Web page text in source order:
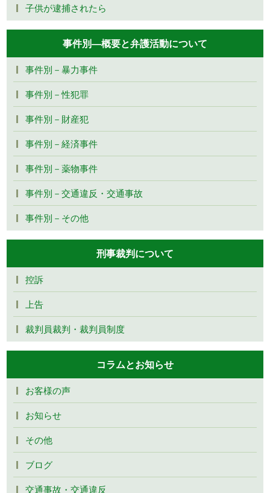
子供が逮捕されたら
事件別―概要と弁護活動について
事件別－暴力事件
事件別－性犯罪
事件別－財産犯
事件別－経済事件
事件別－薬物事件
事件別－交通違反・交通事故
事件別－その他
刑事裁判について
控訴
上告
裁判員裁判・裁判員制度
コラムとお知らせ
お客様の声
お知らせ
その他
ブログ
交通事故・交通違反